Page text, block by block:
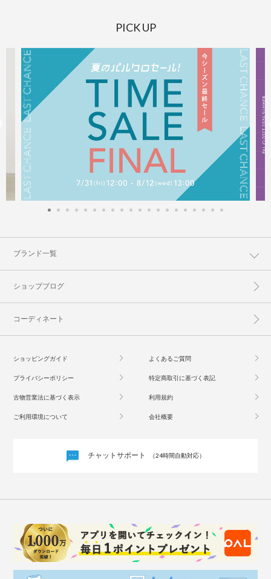
PICK UP
ブランド一覧
ショップブログ
コーディネート
ショッピングガイド よくあるご質問
プライバシーポリシー 特定商取引に基づく表記
古物営業法に基づく表示 利用規約
ご利用環境について 会社概要
チャットサポート （24時間自動対応）